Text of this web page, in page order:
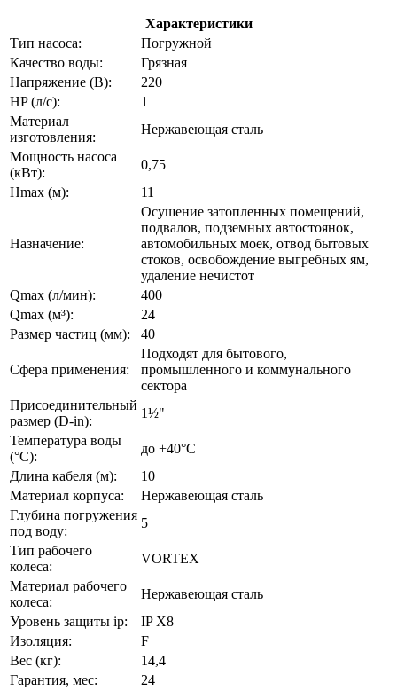
Характеристики
Тип насоса:
Погружной
Качество воды:
Грязная
Напряжение (В):
220
HP (л/с):
1
Материал
изготовления:
Нержавеющая сталь
Мощность насоса
(кВт):
0,75
Hmax (м):
11
Назначение:
Осушение затопленных помещений,
подвалов, подземных автостоянок,
автомобильных моек, отвод бытовых
стоков, освобождение выгребных ям,
удаление нечистот
Qmax (л/мин):
400
Qmax (м³):
24
Размер частиц (мм):
40
Сфера применения:
Подходят для бытового,
промышленного и коммунального
сектора
Присоединительный
размер (D-in):
1½"
Температура воды
(°C):
до +40°C
Длина кабеля (м):
10
Материал корпуса:
Нержавеющая сталь
Глубина погружения
под воду:
5
Тип рабочего
колеса:
VORTEX
Материал рабочего
колеса:
Нержавеющая сталь
Уровень защиты ip:
IP X8
Изоляция:
F
Вес (кг):
14,4
Гарантия, мес:
24